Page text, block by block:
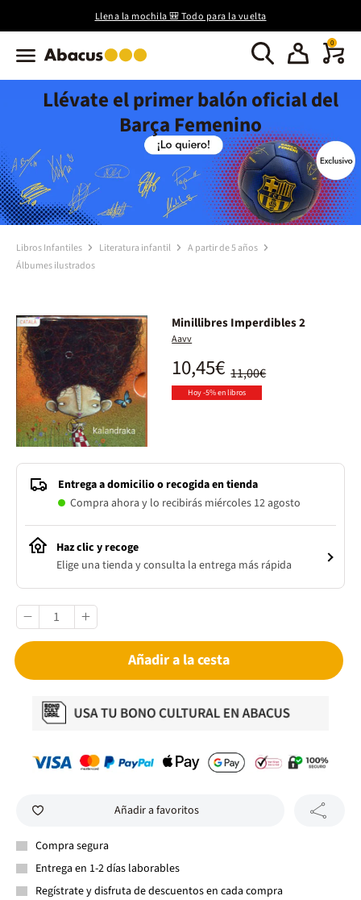
Llena la mochila 🎒 Todo para la vuelta
0
Llévate el primer balón oficial del
Barça Femenino
Libros Infantiles Literatura infantil
A partir de 5 años
Álbumes ilustrados
Minillibres Imperdibles 2
Aavv
11,00€
10,45€
Hoy -5% en libros
Entrega a domicilio o recogida en tienda
Compra ahora y lo recibirás miércoles 12 agosto
Haz clic y recoge
Elige una tienda y consulta la entrega más rápida
Añadir a la cesta
Añadir a favoritos
Compra segura
Entrega en 1-2 días laborables
Regístrate y disfruta de descuentos en cada compra